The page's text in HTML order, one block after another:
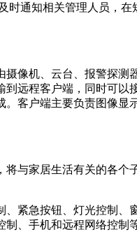
通知相关管理人员，
像机、云台、报警探
远程客户端，同时可以
客户端主要负责图像显
与家居生活有关的各
紧急按钮、灯光控制
、手机和远程网络控